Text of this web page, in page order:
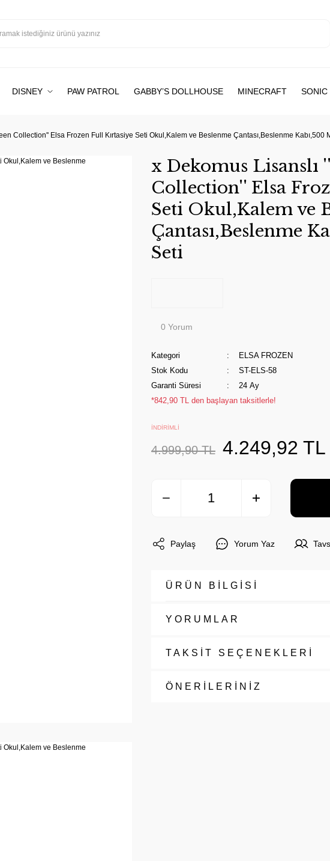
DISNEY PAW PATROL GABBY’S DOLLHOUSE MINECRAFT SONIC
Collection'' Elsa Frozen Full Kırtasiye Seti Okul,Kalem ve Beslenme Çantası,Beslenme Kabı,500
x Dekomus Lisanslı
Collection'' Elsa
Seti Okul,Kalem ve
Çantası,Beslenme
Seti
0 Yorum
Kategori
ELSA FROZEN
Stok Kodu
ST-ELS-58
Garanti Süresi
24 Ay
*842,90 TL den başlayan taksitlerle!
İNDİRİMLİ
4.999,90 TL 4.249,92 TL
Paylaş Yorum Yaz
ÜRÜN BİLGİSİ
YORUMLAR
TAKSİT SEÇENEKLERİ
ÖNERİLERİNİZ